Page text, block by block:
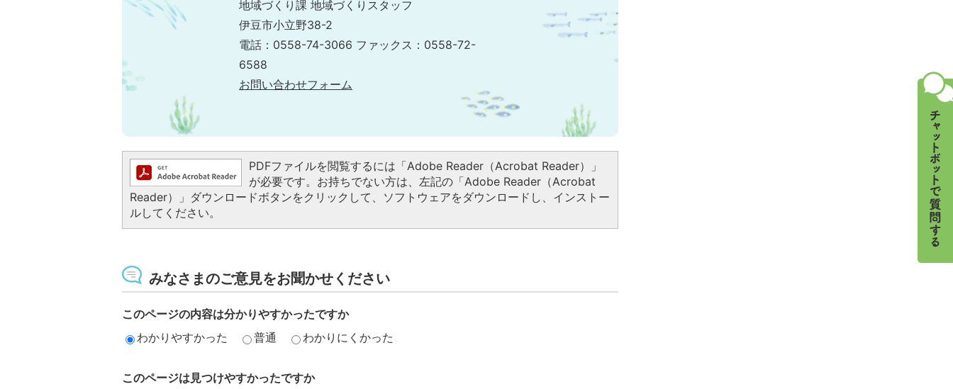
地域づくり課 地域づくりスタッフ
伊豆市小立野38-2
電話：0558-74-3066 ファックス：0558-72-
6588
お問い合わせフォーム
PDFファイルを閲覧するには「Adobe Reader（Acrobat Reader）」
が必要です。お持ちでない方は、左記の「Adobe Reader（Acrobat
Reader）」ダウンロードボタンをクリックして、ソフトウェアをダウンロードし、インストー
ルしてください。
みなさまのご意見をお聞かせください
このページの内容は分かりやすかったですか
わかりやすかった
普通 わかりにくかった
このページは見つけやすかったですか